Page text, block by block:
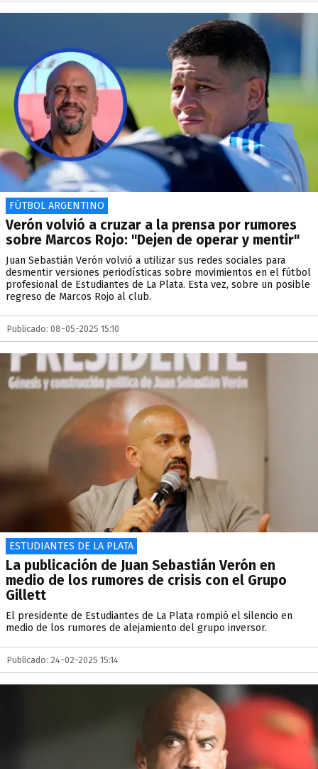
FÚTBOL ARGENTINO
Verón volvió a cruzar a la prensa por rumores
sobre Marcos Rojo: "Dejen de operar y mentir"
Juan Sebastián Verón volvió a utilizar sus redes sociales para
desmentir versiones periodísticas sobre movimientos en el fútbol
profesional de Estudiantes de La Plata. Esta vez, sobre un posible
regreso de Marcos Rojo al club.
Publicado: 08-05-2025 15:10
ESTUDIANTES DE LA PLATA
La publicación de Juan Sebastián Verón en
medio de los rumores de crisis con el Grupo
Gillett
El presidente de Estudiantes de La Plata rompió el silencio en
medio de los rumores de alejamiento del grupo inversor.
Publicado: 24-02-2025 15:14